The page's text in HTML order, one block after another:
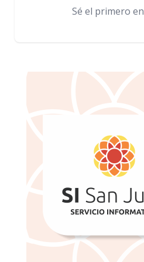
Sé el primero